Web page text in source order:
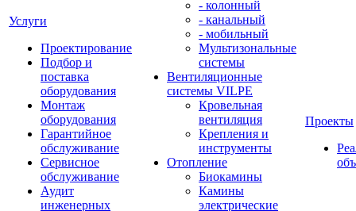
Услуги
Проектирование
Подбор и
поставка
оборудования
Монтаж
оборудования
Гарантийное
обслуживание
Сервисное
обслуживание
Аудит
инженерных
- колонный
- канальный
- мобильный
Мультизональные
системы
Вентиляционные
системы VILPE
Кровельная
вентиляция
Крепления и
инструменты
Отопление
Биокамины
Камины
электрические
Проекты